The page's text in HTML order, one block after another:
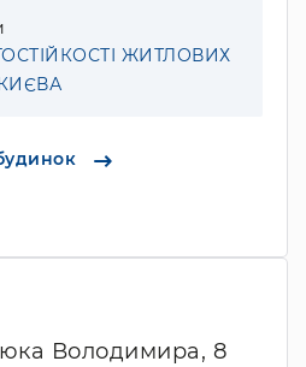
ЖИТЛОВИХ
Володимира, 8